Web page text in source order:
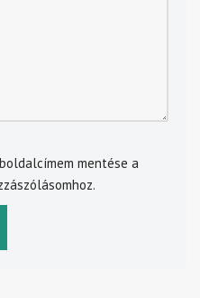
mentése a